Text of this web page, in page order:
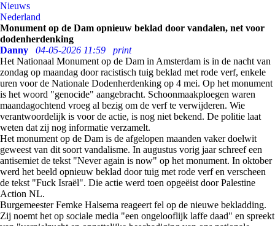
Nieuws
Nederland
Monument op de Dam opnieuw beklad door vandalen, net voor
dodenherdenking
Danny
04-05-2026 11:59
print
Het Nationaal Monument op de Dam in Amsterdam is in de nacht van
zondag op maandag door racistisch tuig beklad met rode verf, enkele
uren voor de Nationale Dodenherdenking op 4 mei. Op het monument
is het woord "genocide" aangebracht. Schoonmaakploegen waren
maandagochtend vroeg al bezig om de verf te verwijderen. Wie
verantwoordelijk is voor de actie, is nog niet bekend. De politie laat
weten dat zij nog informatie verzamelt.
Het monument op de Dam is de afgelopen maanden vaker doelwit
geweest van dit soort vandalisme. In augustus vorig jaar schreef een
antisemiet de tekst "Never again is now" op het monument. In oktober
werd het beeld opnieuw beklad door tuig met rode verf en verscheen
de tekst "Fuck Israël". Die actie werd toen opgeëist door Palestine
Action NL.
Burgemeester Femke Halsema reageert fel op de nieuwe bekladding.
Zij noemt het op sociale media "een ongelooflijk laffe daad" en spreekt